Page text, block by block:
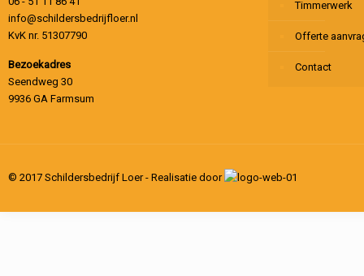
info@schildersbedrijfloer.nl
KvK nr. 51307790
Bezoekadres
Seendweg 30
9936 GA Farmsum
Timmerwerk
Offerte
Contact
© 2017 Schildersbedrijf Loer - Realisatie door